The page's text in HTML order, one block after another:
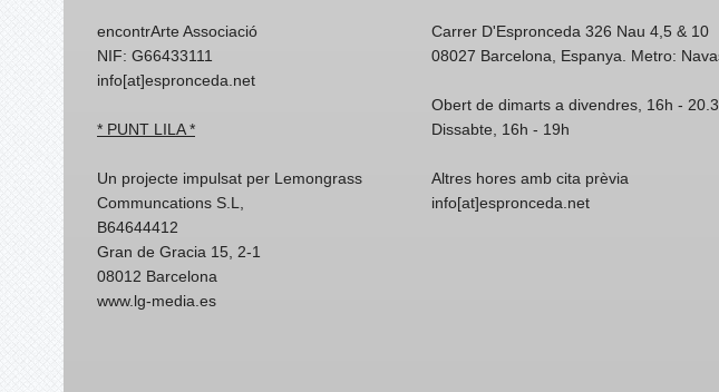
encontrArte Associació
NIF: G66433111
info[at]espronceda.net
* PUNT LILA *
Un projecte impulsat per Lemongrass
Communcations S.L,
B64644412
Gran de Gracia 15, 2-1
08012 Barcelona
www.lg-media.es
Carrer D'Espronceda 326 Nau 4,5 & 10
08027 Barcelona, Espanya. Metro:
Obert de dimarts a divendres, 16h -
Dissabte, 16h - 19h
Altres hores amb cita prèvia
info[at]espronceda.net